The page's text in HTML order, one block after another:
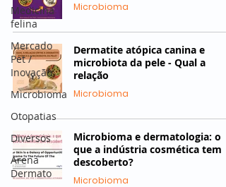
Medicina
felina
Mercado
Pet /
Inovação
Microbioma
Otopatias
Diversos
Arena
Dermato
Microbioma
Dermatite atópica canina e
microbiota da pele - Qual a
relação
Microbioma
Microbioma e dermatologia: o
que a indústria cosmética tem
descoberto?
Microbioma